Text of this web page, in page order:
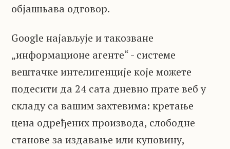
објашњава одговор.
Google најављује и такозване
„информационе агенте“ - системе
вештачке интелигенције које можете
подесити да 24 сата дневно прате веб у
складу са вашим захтевима: кретање
цена одређених производа, слободне
станове за издавање или куповину,